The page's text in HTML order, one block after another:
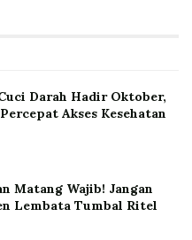
Darah Hadir Oktober,
Akses Kesehatan
Matang Wajib! Jangan
Lembata Tumbal Ritel